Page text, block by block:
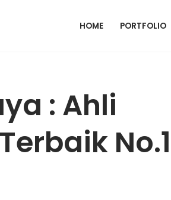
HOME PORTFOLIO
: Ahli
No.1